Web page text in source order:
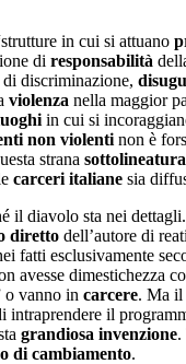
in cui si attuano
di responsabilità
discriminazione,
violenza nella maggior
in cui si
non violenti non è
strana sottolineatura
carceri italiane sia
il diavolo sta nei
diretto dell’autore di
fatti esclusivamente
avesse dimestichezza
o vanno in carcere. Ma il
intraprendere il
grandiosa invenzione.
di cambiamento.